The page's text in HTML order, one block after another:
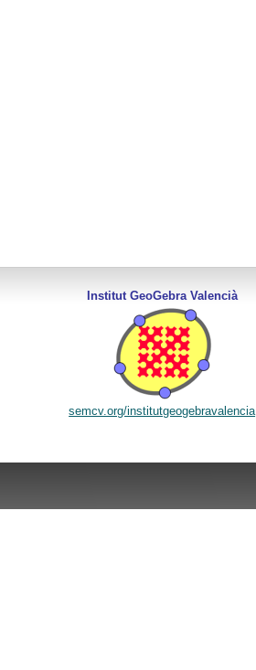
Institut GeoGebra Valencià
semcv.org/institutgeogebravalencia